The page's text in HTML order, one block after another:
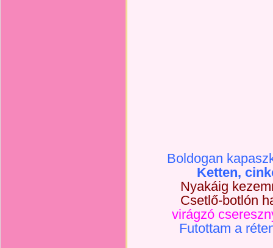
Boldogan
Ketten,
Nyakáig
Csetlő-botlón
virágzó
Futottam a